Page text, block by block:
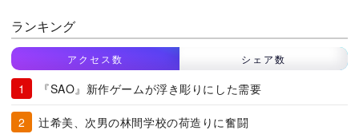
ランキング
アクセス数 シェア数
『SAO』新作ゲームが浮き彫りにした需要
辻希美、次男の林間学校の荷造りに奮闘